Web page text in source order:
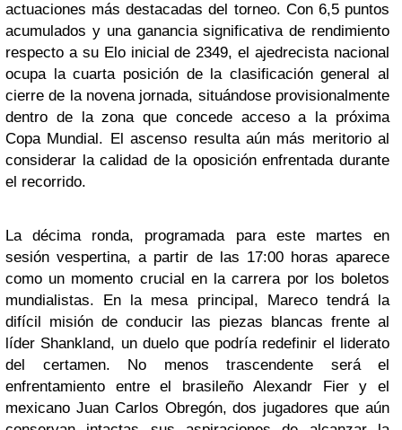
actuaciones más destacadas del torneo. Con 6,5 puntos
acumulados y una ganancia significativa de rendimiento
respecto a su Elo inicial de 2349, el ajedrecista nacional
ocupa la cuarta posición de la clasificación general al
cierre de la novena jornada, situándose provisionalmente
dentro de la zona que concede acceso a la próxima
Copa Mundial. El ascenso resulta aún más meritorio al
considerar la calidad de la oposición enfrentada durante
el recorrido.
La décima ronda, programada para este martes en
sesión vespertina, a partir de las 17:00 horas aparece
como un momento crucial en la carrera por los boletos
mundialistas. En la mesa principal, Mareco tendrá la
difícil misión de conducir las piezas blancas frente al
líder Shankland, un duelo que podría redefinir el liderato
del certamen. No menos trascendente será el
enfrentamiento entre el brasileño Alexandr Fier y el
mexicano Juan Carlos Obregón, dos jugadores que aún